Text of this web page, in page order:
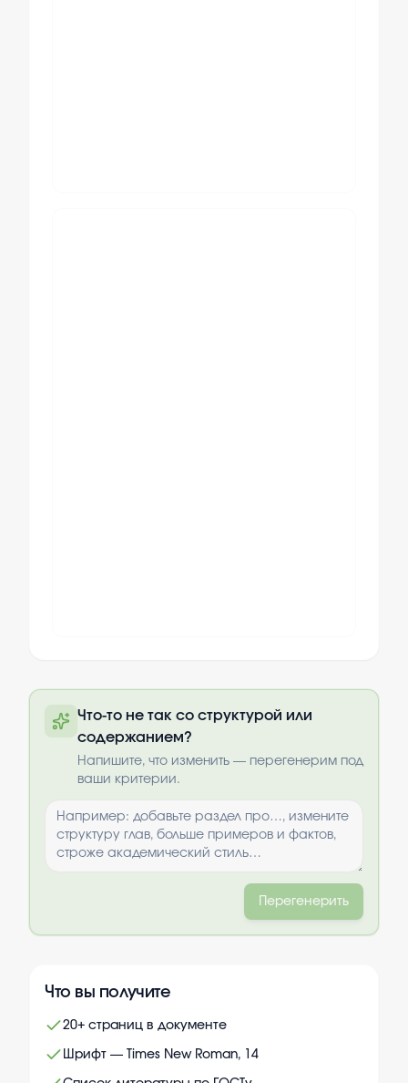
оплаты
Что-то не так со структурой или
содержанием?
Напишите, что изменить — перегенерим под
ваши критерии.
Перегенерить
Что вы получите
20+ страниц в документе
Шрифт — Times New Roman, 14